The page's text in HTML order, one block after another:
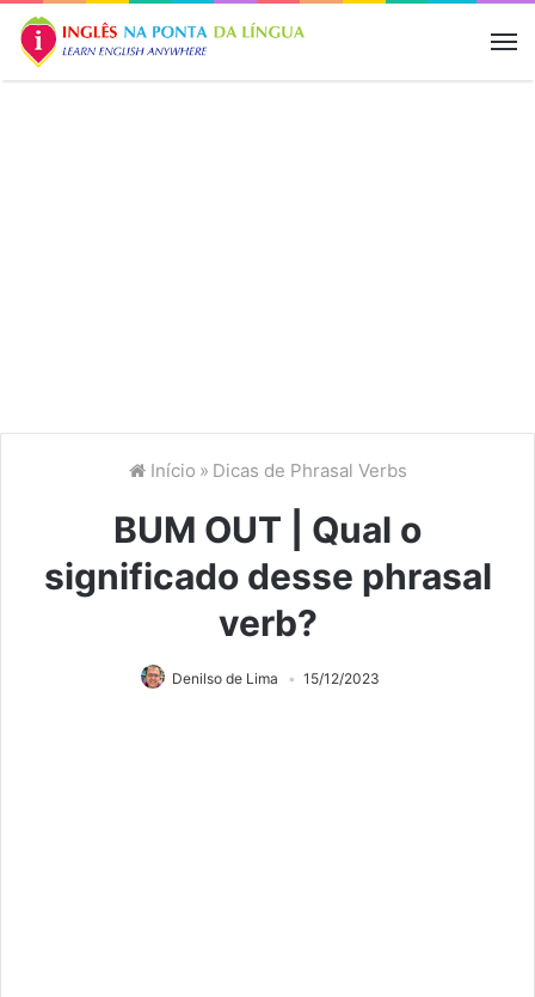
Início » Dicas de Phrasal Verbs
BUM OUT | Qual o
significado desse phrasal
verb?
Denilso de Lima 15/12/2023